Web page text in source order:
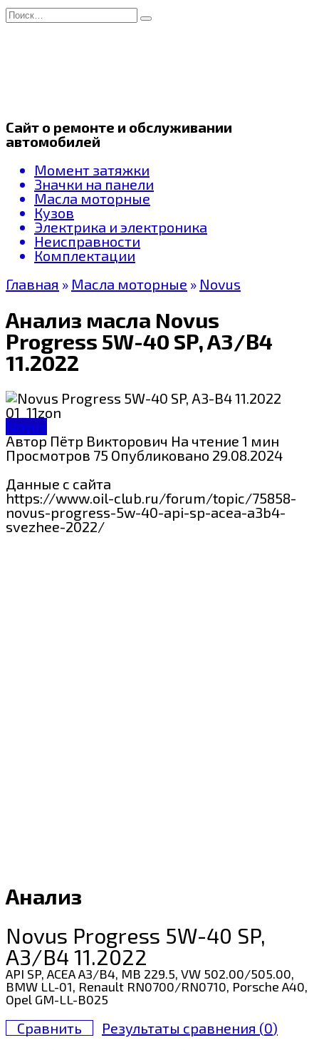
Перейти
к
Search
for:
Сайт о ремонте и обслуживании
автомобилей
Момент затяжки
Значки на панели
Масла моторные
Кузов
Электрика и электроника
Неисправности
Комплектации
Главная » Масла моторные » Novus
Анализ масла Novus
Progress 5W-40 SP, A3/B4
11.2022
Novus
Автор Пётр Викторович На чтение 1 мин
Просмотров 75 Опубликовано 29.08.2024
Данные с сайта
https://www.oil-club.ru/forum/topic/75858-
novus-progress-5w-40-api-sp-acea-a3b4-
svezhee-2022/
Анализ
Novus Progress 5W-40 SP,
A3/B4 11.2022
API SP, ACEA A3/B4, MB 229.5, VW 502.00/505.00,
BMW LL-01, Renault RN0700/RN0710, Porsche A40,
Opel GM-LL-B025
Сравнить Результаты сравнения (0)